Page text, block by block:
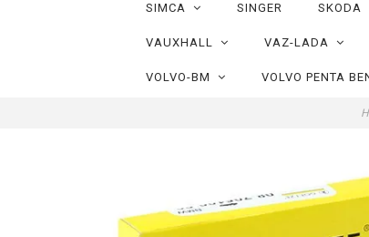
SIMCA SINGER SKODA
VAUXHALL VAZ-LADA
VOLVO-BM VOLVO PENTA